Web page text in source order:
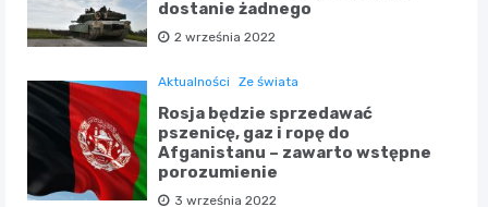
dostanie żadnego
2 września 2022
Aktualności Ze świata
Rosja będzie sprzedawać
pszenicę, gaz i ropę do
Afganistanu – zawarto wstępne
porozumienie
3 września 2022